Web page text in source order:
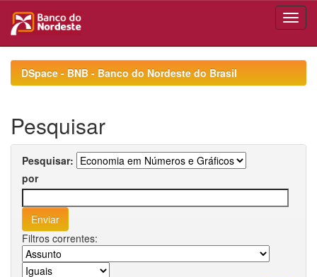
navigationDSpace - BNB - Banco do Nordeste do Brasil
Pesquisar
Pesquisar:
por
Filtros correntes: